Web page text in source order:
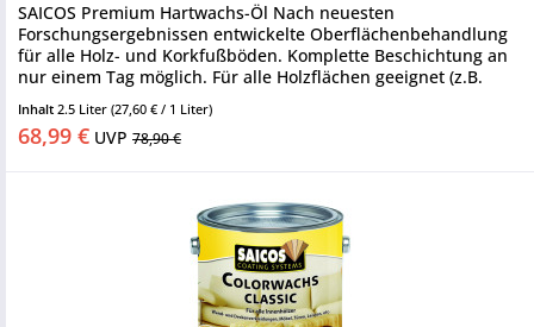
SAICOS Premium Hartwachs-Öl Nach neuesten
Forschungsergebnissen entwickelte Oberflächenbehandlung
für alle Holz- und Korkfußböden. Komplette Beschichtung an
nur einem Tag möglich. Für alle Holzflächen geeignet (z.B.
Möbel, Treppen,...
Inhalt 2.5 Liter (27,60 € / 1 Liter)
68,99 € UVP 78,90 €